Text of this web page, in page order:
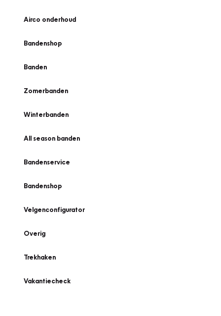
Airco onderhoud
Bandenshop
Banden
Zomerbanden
Winterbanden
All season banden
Bandenservice
Bandenshop
Velgenconfigurator
Overig
Trekhaken
Vakantiecheck